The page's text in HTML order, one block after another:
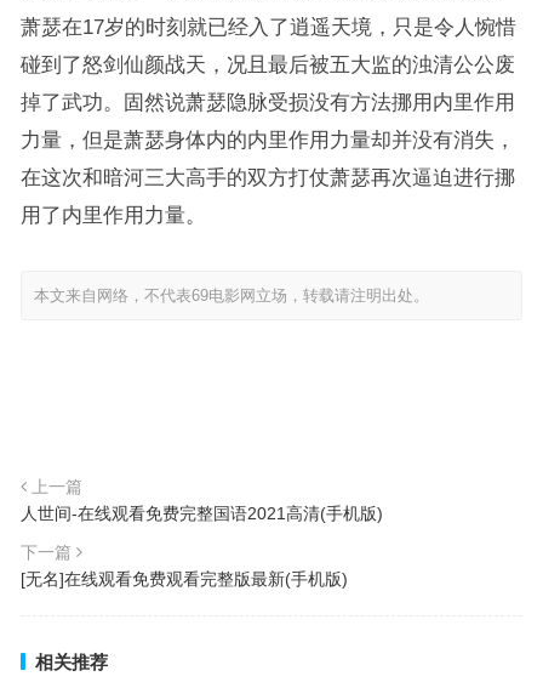
萧瑟在17岁的时刻就已经入了逍遥天境，只是令人惋惜
碰到了怒剑仙颜战天，况且最后被五大监的浊清公公废
掉了武功。固然说萧瑟隐脉受损没有方法挪用内里作用
力量，但是萧瑟身体内的内里作用力量却并没有消失，
在这次和暗河三大高手的双方打仗萧瑟再次逼迫进行挪
用了内里作用力量。
本文来自网络，不代表69电影网立场，转载请注明出处。
上一篇
人世间-在线观看免费完整国语2021高清(手机版)
下一篇
[无名]在线观看免费观看完整版最新(手机版)
相关推荐